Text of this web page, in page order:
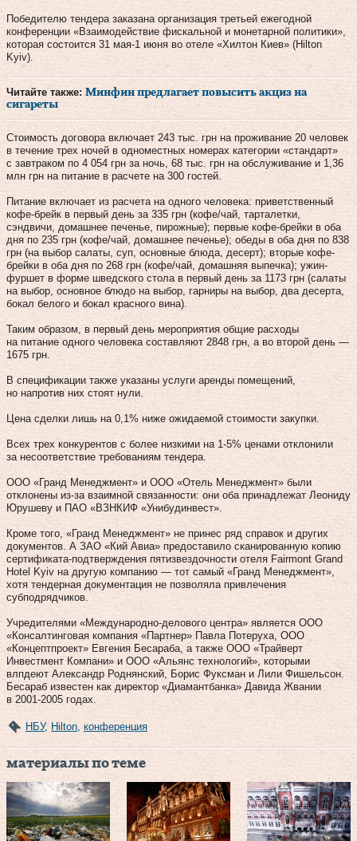
Победителю тендера заказана организация третьей ежегодной
конференции «Взаимодействие фискальной и монетарной политики»,
которая состоится 31 мая-1 июня во отеле «Хилтон Киев» (Hilton
Kyiv).
Читайте также: Минфин предлагает повысить акциз на
сигареты
Стоимость договора включает 243 тыс. грн на проживание 20 человек
в течение трех ночей в одноместных номерах категории «стандарт»
с завтраком по 4 054 грн за ночь, 68 тыс. грн на обслуживание и 1,36
млн грн на питание в расчете на 300 гостей.
Питание включает из расчета на одного человека: приветственный
кофе-брейк в первый день за 335 грн (кофе/чай, тарталетки,
сэндвичи, домашнее печенье, пирожные); первые кофе-брейки в оба
дня по 235 грн (кофе/чай, домашнее печенье); обеды в оба дня по 838
грн (на выбор салаты, суп, основные блюда, десерт); вторые кофе-
брейки в оба дня по 268 грн (кофе/чай, домашняя выпечка); ужин-
фуршет в форме шведского стола в первый день за 1173 грн (салаты
на выбор, основное блюдо на выбор, гарниры на выбор, два десерта,
бокал белого и бокал красного вина).
Таким образом, в первый день мероприятия общие расходы
на питание одного человека составляют 2848 грн, а во второй день —
1675 грн.
В спецификации также указаны услуги аренды помещений,
но напротив них стоят нули.
Цена сделки лишь на 0,1% ниже ожидаемой стоимости закупки.
Всех трех конкурентов с более низкими на 1-5% ценами отклонили
за несоответствие требованиям тендера.
ООО «Гранд Менеджмент» и ООО «Отель Менеджмент» были
отклонены из-за взаимной связанности: они оба принадлежат Леониду
Юрушеву и ПАО «ВЗНКИФ «Унибудинвест».
Кроме того, «Гранд Менеджмент» не принес ряд справок и других
документов. А ЗАО «Кий Авиа» предоставило сканированную копию
сертификата-подтверждения пятизвездочности отеля Fairmont Grand
Hotel Kyiv на другую компанию — тот самый «Гранд Менеджмент»,
хотя тендерная документация не позволяла привлечения
субподрядчиков.
Учредителями «Международно-делового центра» является ООО
«Консалтинговая компания «Партнер» Павла Потеруха, ООО
«Концептпроект» Евгения Бесараба, а также ООО «Трайверт
Инвестмент Компани» и ООО «Альянс технологий», которыми
влпдеют Александр Роднянский, Борис Фуксман и Лили Фишельсон.
Бесараб известен как директор «Диамантбанка» Давида Жвании
в 2001-2005 годах.
НБУ, Hilton конференция
материалы по теме